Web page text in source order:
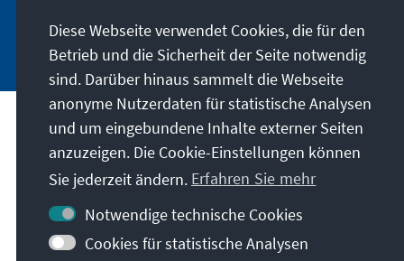
Jetzt abonnieren
Anschrift
Kontakt
Besuchen Sie auch
Diese Webseite verwendet Cookies, die für den
Betrieb und die Sicherheit der Seite notwendig
sind. Darüber hinaus sammelt die Webseite
anonyme Nutzerdaten für statistische Analysen
und um eingebundene Inhalte externer Seiten
anzuzeigen. Die Cookie-Einstellungen können
Sie jederzeit ändern. Erfahren Sie mehr
Notwendige technische Cookies
Cookies für statistische Analysen